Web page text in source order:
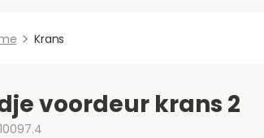
Krans
voordeur krans 2